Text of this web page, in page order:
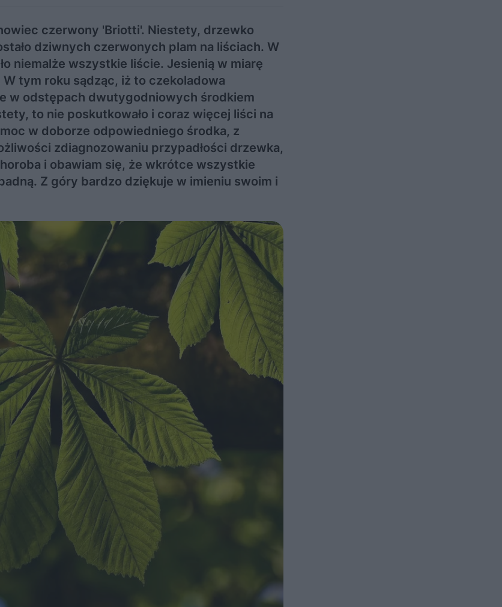
czerwony 'Briotti'. Niestety, drzewko
dziwnych czerwonych plam na liściach. W
niemalże wszystkie liście. Jesienią w miarę
tym roku sądząc, iż to czekoladowa
w odstępach dwutygodniowych środkiem
to nie poskutkowało i coraz więcej liści na
w doborze odpowiedniego środka, z
zdiagnozowaniu przypadłości drzewka,
i obawiam się, że wkrótce wszystkie
Z góry bardzo dziękuje w imieniu swoim i